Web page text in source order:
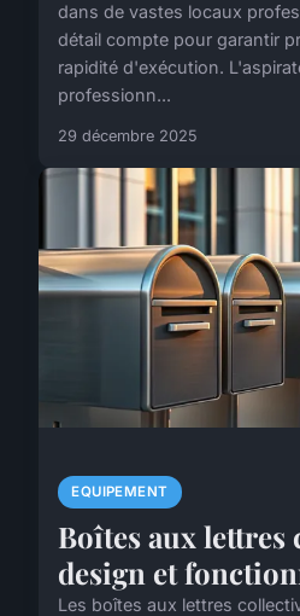
dans de vastes locaux
détail compte pour garantir
rapidité d'exécution.
professionn...
29 décembre 2025
EQUIPEMENT
Boîtes aux lettres
design et
Les boîtes aux lettres